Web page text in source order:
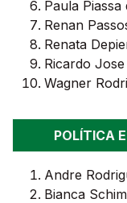
Paula Piassa
Renan
Renata
Ricardo
Wagner
POLÍTICA
Andre
Bianca